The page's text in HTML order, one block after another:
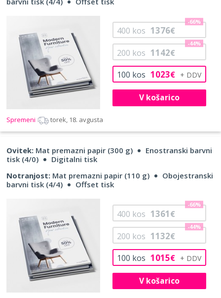
100 kos 1023€
200 kos 1142€
-44%
400 kos 1376€
-66%
V košarico
Spremeni torek, 18. avgusta
Ovitek: Mat premazni papir (300 g)
Enostranski barvni
tisk (4/0)
Digitalni tisk
Notranjost: Mat premazni papir (110 g)
Obojestranski
barvni tisk (4/4)
Offset tisk
100 kos 1015€
200 kos 1132€
-44%
400 kos 1361€
-66%
V košarico